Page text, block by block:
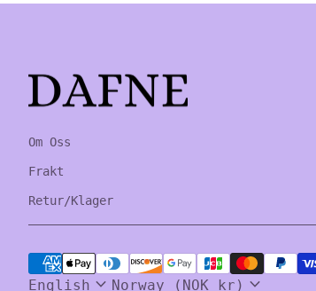
Om Oss
Frakt
Retur/Klager
Payment methods
English expand_more Norway (NOK kr) expand_more